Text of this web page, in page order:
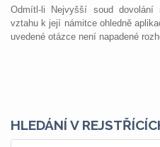
Odmítl-li Nejvyšší soud dovolání
vztahu k její námitce ohledně
uvedené otázce není napadené
HLEDÁNÍ V